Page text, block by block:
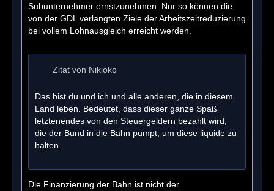
Subunternehmer ernstzunehmen. Nur so können die
von der GDL verlangten Ziele der Arbeitszeitreduzierung
bei vollem Lohnausgleich erreicht werden.
Zitat von Nikioko
Das bist du und ich und alle anderen, die in diesem
Land leben. Bedeutet, dass dieser ganze Spaß
letztenendes von den Steuergeldern bezahlt wird,
die der Bund in die Bahn pumpt, um diese liquide zu
halten.
Die Finanzierung der Bahn ist nicht der